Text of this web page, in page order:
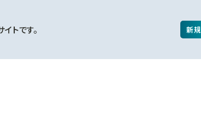
トです。 新